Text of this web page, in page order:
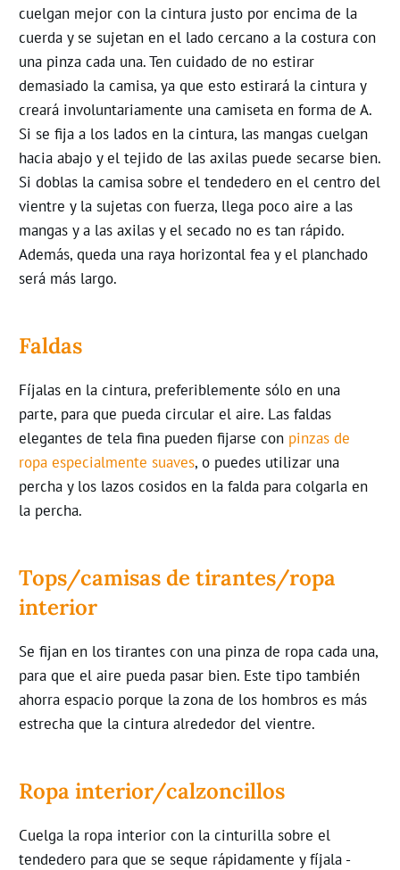
cuelgan mejor con la cintura justo por encima de la
cuerda y se sujetan en el lado cercano a la costura con
una pinza cada una. Ten cuidado de no estirar
demasiado la camisa, ya que esto estirará la cintura y
creará involuntariamente una camiseta en forma de A.
Si se fija a los lados en la cintura, las mangas cuelgan
hacia abajo y el tejido de las axilas puede secarse bien.
Si doblas la camisa sobre el tendedero en el centro del
vientre y la sujetas con fuerza, llega poco aire a las
mangas y a las axilas y el secado no es tan rápido.
Además, queda una raya horizontal fea y el planchado
será más largo.
Faldas
Fíjalas en la cintura, preferiblemente sólo en una
parte, para que pueda circular el aire. Las faldas
elegantes de tela fina pueden fijarse con pinzas de
ropa especialmente suaves, o puedes utilizar una
percha y los lazos cosidos en la falda para colgarla en
la percha.
Tops/camisas de tirantes/ropa
interior
Se fijan en los tirantes con una pinza de ropa cada una,
para que el aire pueda pasar bien. Este tipo también
ahorra espacio porque la zona de los hombros es más
estrecha que la cintura alrededor del vientre.
Ropa interior/calzoncillos
Cuelga la ropa interior con la cinturilla sobre el
tendedero para que se seque rápidamente y fíjala -